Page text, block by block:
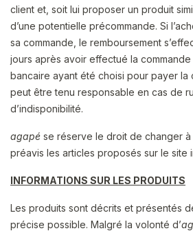
client et, soit lui proposer un produit
d’une potentielle précommande. Si
sa commande, le remboursement
jours après avoir effectué la
bancaire ayant été choisi pour payer la
peut être tenu responsable en cas de
d’indisponibilité.
agapé se réserve le droit de changer à
préavis les articles proposés sur le site
INFORMATIONS SUR LES PRODUITS
Les produits sont décrits et présentés
précise possible. Malgré la volonté d’